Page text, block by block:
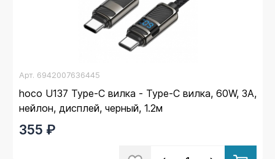
Арт. 6942007636445
hoco U137 Type-C вилка - Type-C вилка, 60W, 3A,
нейлон, дисплей, черный, 1.2м
355 ₽